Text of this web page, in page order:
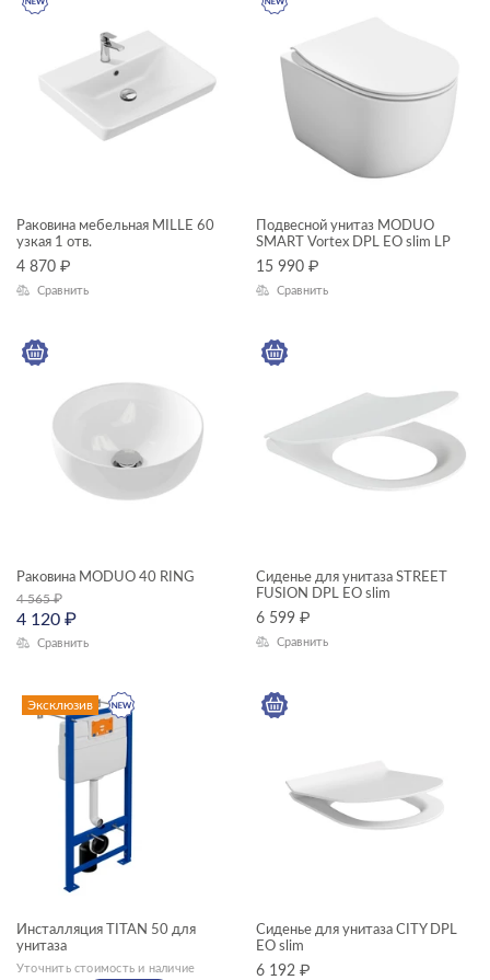
FLAVIS
GEOMETRY
JUST
KALIOPE
LOUNA
MODUO
MONOLITH
NIKE
ODRA
Раковина мебельная MILLE 60
узкая 1 отв.
4 870 ₽
Сравнить
Подвесной унитаз MODUO
SMART Vortex DPL EO slim LP
15 990 ₽
Сравнить
Раковина MODUO 40 RING
4 565₽
4 120 ₽
Сравнить
Сиденье для унитаза STREET
FUSION DPL EO slim
6 599 ₽
Сравнить
Эксклюзив
Инсталляция TITAN 50 для
унитаза
Уточнить стоимость и наличие
Сиденье для унитаза CITY DPL
EO slim
6 192 ₽